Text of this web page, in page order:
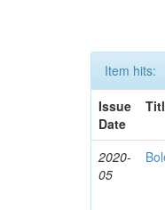
Item hits:
Issue
Date
2020-
05